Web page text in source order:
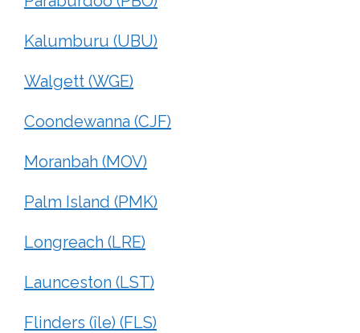
Kalumburu (UBU)
Walgett (WGE)
Coondewanna (CJF)
Moranbah (MOV)
Palm Island (PMK)
Longreach (LRE)
Launceston (LST)
Flinders (île) (FLS)